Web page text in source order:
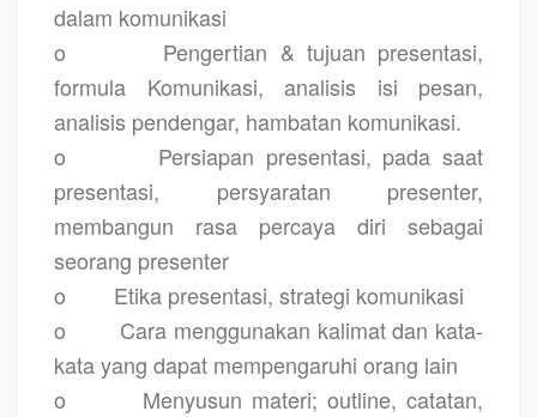
dalam komunikasi
o
Pengertian & tujuan presentasi,
formula Komunikasi, analisis isi pesan,
analisis pendengar, hambatan komunikasi.
o
Persiapan presentasi, pada saat
presentasi, persyaratan presenter,
membangun rasa percaya diri sebagai
seorang presenter
o
Etika presentasi, strategi komunikasi
o
Cara menggunakan kalimat dan kata-
kata yang dapat mempengaruhi orang lain
o
Menyusun materi; outline, catatan,